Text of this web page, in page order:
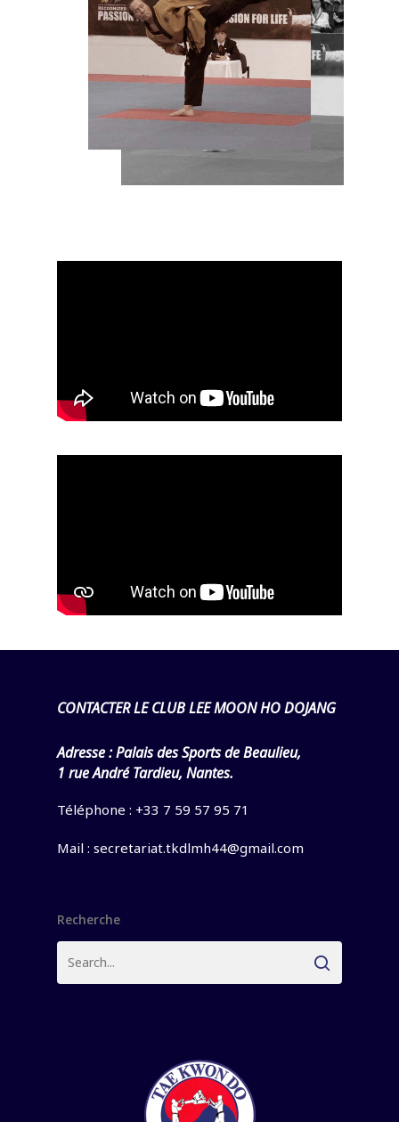
CONTACTER LE CLUB LEE MOON HO DOJANG
Adresse :Palais des Sports de Beaulieu,
1 rue André Tardieu, Nantes.
Téléphone : +33 7 59 57 95 71
Mail : secretariat.tkdlmh44@gmail.com
Recherche